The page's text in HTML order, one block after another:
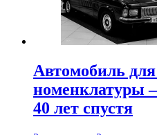
Автомобиль для
номенклатуры
40 лет спустя